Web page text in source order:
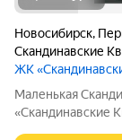
Новосибирск,
Скандинавские
ЖК
Маленькая
«Скандинавские